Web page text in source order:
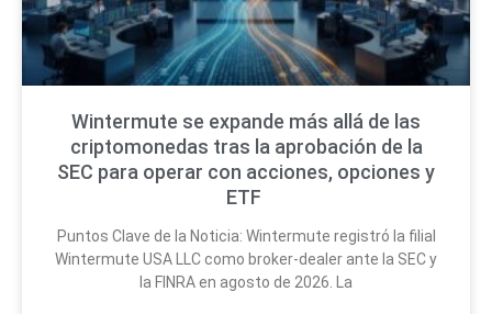
Wintermute se expande más allá de las
criptomonedas tras la aprobación de la
SEC para operar con acciones, opciones y
ETF
Puntos Clave de la Noticia: Wintermute registró la filial
Wintermute USA LLC como broker-dealer ante la SEC y
la FINRA en agosto de 2026. La